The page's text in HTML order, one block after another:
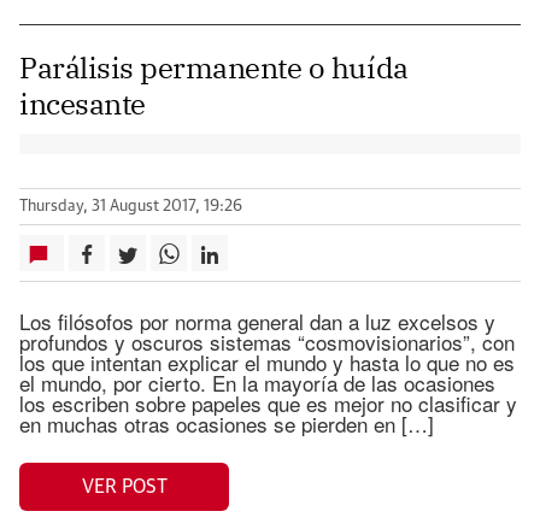
Parálisis permanente o huída
incesante
Thursday, 31 August 2017, 19:26
Los filósofos por norma general dan a luz excelsos y
profundos y oscuros sistemas “cosmovisionarios”, con
los que intentan explicar el mundo y hasta lo que no es
el mundo, por cierto. En la mayoría de las ocasiones
los escriben sobre papeles que es mejor no clasificar y
en muchas otras ocasiones se pierden en […]
VER POST